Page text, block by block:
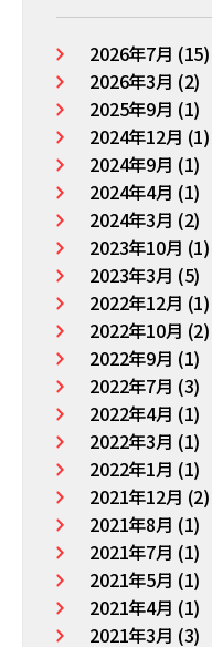
2026年7月 (15)
2026年3月 (2)
2025年9月 (1)
2024年12月 (1)
2024年9月 (1)
2024年4月 (1)
2024年3月 (2)
2023年10月 (1)
2023年3月 (5)
2022年12月 (1)
2022年10月 (2)
2022年9月 (1)
2022年7月 (3)
2022年4月 (1)
2022年3月 (1)
2022年1月 (1)
2021年12月 (2)
2021年8月 (1)
2021年7月 (1)
2021年5月 (1)
2021年4月 (1)
2021年3月 (3)